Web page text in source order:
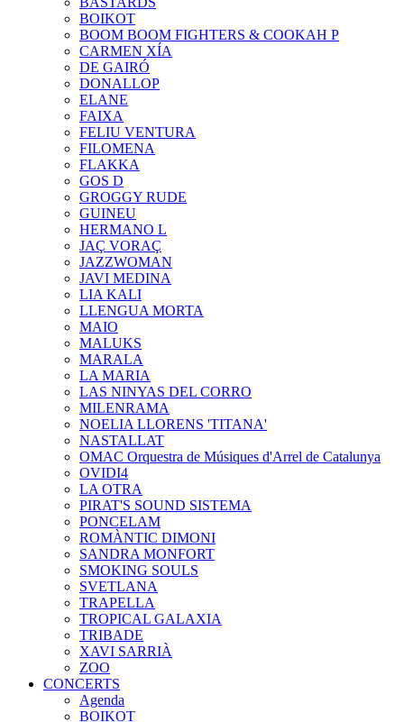
BOIKOT
BOOM BOOM FIGHTERS & COOKAH P
CARMEN XÍA
DE GAIRÓ
DONALLOP
ELANE
FAIXA
FELIU VENTURA
FILOMENA
FLAKKA
GOS D
GROGGY RUDE
GUINEU
HERMANO L
JAÇ VORAÇ
JAZZWOMAN
JAVI MEDINA
LIA KALI
LLENGUA MORTA
MAIO
MALUKS
MARALA
LA MARIA
LAS NINYAS DEL CORRO
MILENRAMA
NOELIA LLORENS 'TITANA'
NASTALLAT
OMAC Orquestra de Músiques d'Arrel de Catalunya
OVIDI4
LA OTRA
PIRAT'S SOUND SISTEMA
PONCELAM
ROMÀNTIC DIMONI
SANDRA MONFORT
SMOKING SOULS
SVETLANA
TRAPELLA
TROPICAL GALAXIA
TRIBADE
XAVI SARRIÀ
ZOO
CONCERTS
Agenda
BOIKOT